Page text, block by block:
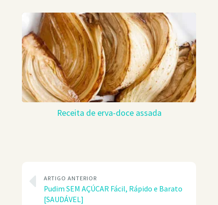
Receita de erva-doce assada
ARTIGO ANTERIOR
Pudim SEM AÇÚCAR Fácil, Rápido e Barato
[SAUDÁVEL]